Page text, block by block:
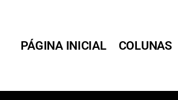
PÁGINA INICIAL COLUNAS